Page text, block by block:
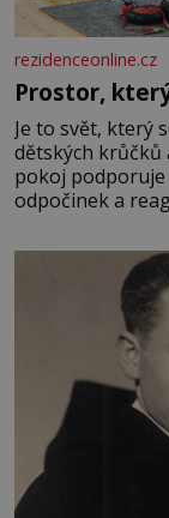
rezidenceonline.cz
Prostor,
Je to svět, který
dětských krůčků
pokoj
odpočinek a
měkkost a
především